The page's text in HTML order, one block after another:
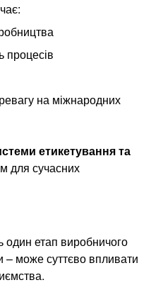
процесів
на міжнародних
етикетування та
для сучасних
один етап виробничого
– може суттєво впливати